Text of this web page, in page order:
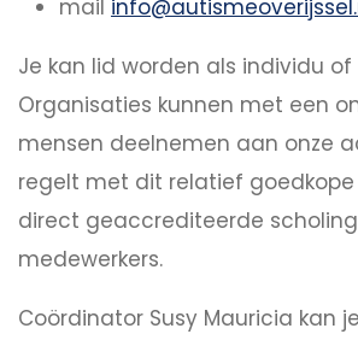
mail
Je kan lid worden als individu
Organisaties kunnen met een
mensen deelnemen aan onze
regelt met dit relatief
direct geaccrediteerde
medewerkers.
Coördinator Susy Mauricia kan